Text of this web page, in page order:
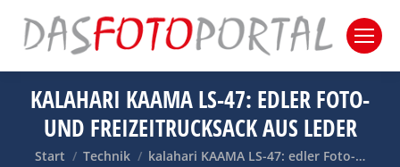
KALAHARI KAAMA LS-47: EDLER FOTO-
UND FREIZEITRUCKSACK AUS LEDER
Sie befinden sich hier:
Start Technik kalahari KAAMA LS-47: edler Foto-…